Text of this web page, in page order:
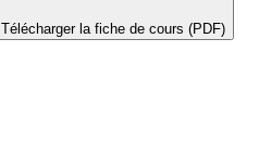
Télécharger la fiche de cours (PDF)